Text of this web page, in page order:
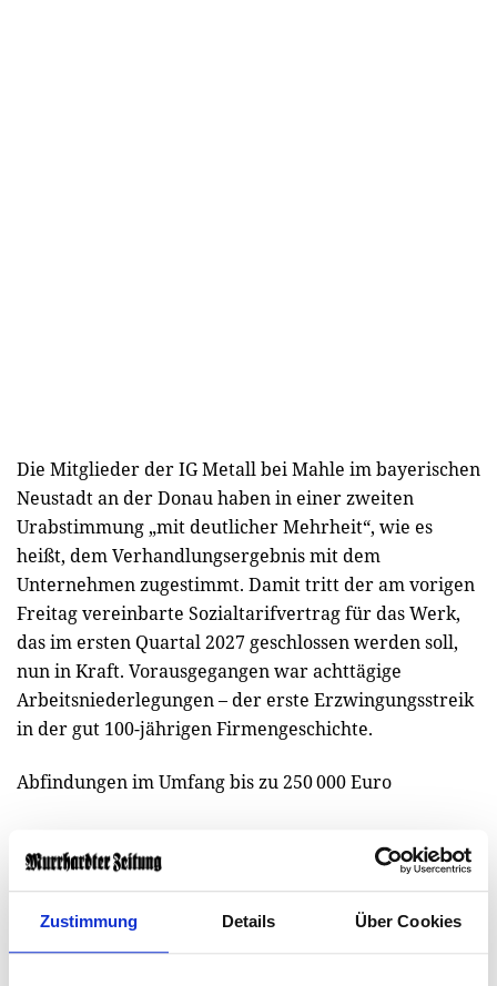
Zustimmung Details Über Cookies
Die Mitglieder der IG Metall bei Mahle im bayerischen
Neustadt an der Donau haben in einer zweiten
Urabstimmung „mit deutlicher Mehrheit“, wie es
heißt, dem Verhandlungsergebnis mit dem
Unternehmen zugestimmt. Damit tritt der am vorigen
Freitag vereinbarte Sozialtarifvertrag für das Werk,
das im ersten Quartal 2027 geschlossen werden soll,
nun in Kraft. Vorausgegangen war achttägige
Arbeitsniederlegungen – der erste Erzwingungsstreik
in der gut 100-jährigen Firmengeschichte.
Abfindungen im Umfang bis zu 250 000 Euro